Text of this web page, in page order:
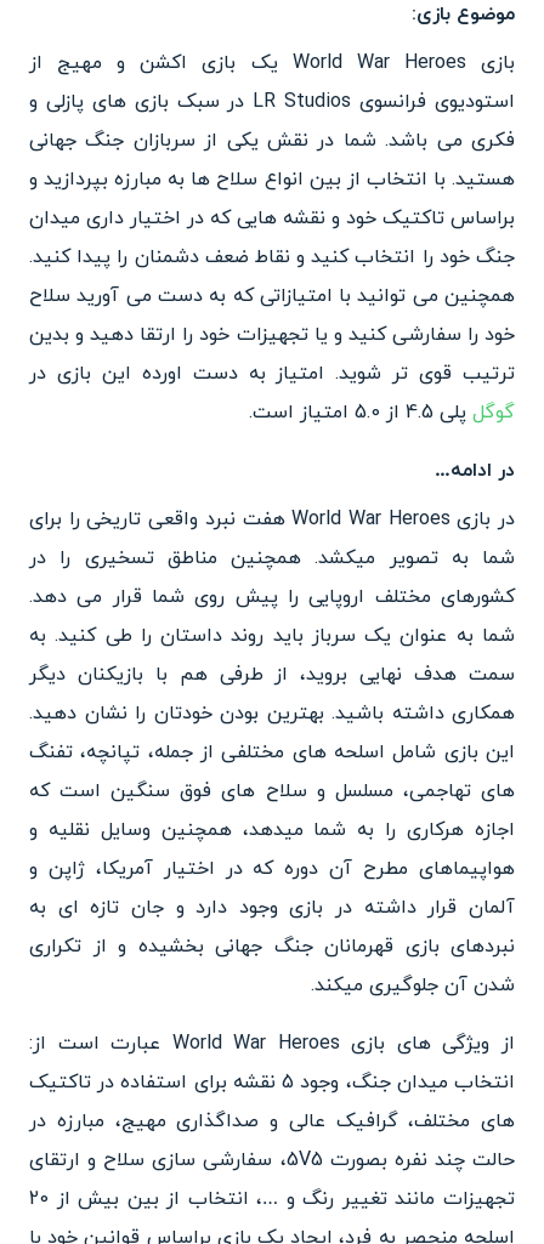
موضوع بازی:
بازی World War Heroes یک بازی اکشن و مهیج از
استودیوی فرانسوی LR Studios در سبک بازی های پازلی و
فکری می باشد. شما در نقش یکی از سربازان جنگ جهانی
هستید. با انتخاب از بین انواع سلاح ها به مبارزه بپردازید و
براساس تاکتیک خود و نقشه هایی که در اختیار داری میدان
جنگ خود را انتخاب کنید و نقاط ضعف دشمنان را پیدا کنید.
همچنین می توانید با امتیازاتی که به دست می آورید سلاح
خود را سفارشی کنید و یا تجهیزات خود را ارتقا دهید و بدین
ترتیب قوی تر شوید. امتیاز به دست اورده این بازی در
گوگل پلی 4.5 از 5.0 امتیاز است.
در ادامه…
در بازی World War Heroes هفت نبرد واقعی تاریخی را برای
شما به تصویر میکشد. همچنین مناطق تسخیری را در
کشورهای مختلف اروپایی را پیش روی شما قرار می دهد.
شما به عنوان یک سرباز باید روند داستان را طی کنید. به
سمت هدف نهایی بروید، از طرفی هم با بازیکنان دیگر
همکاری داشته باشید. بهترین بودن خودتان را نشان دهید.
این بازی شامل اسلحه های مختلفی از جمله، تپانچه، تفنگ
های تهاجمی، مسلسل و سلاح های فوق سنگین است که
اجازه هرکاری را به شما میدهد، همچنین وسایل نقلیه و
هواپیماهای مطرح آن دوره که در اختیار آمریکا، ژاپن و
آلمان قرار داشته در بازی وجود دارد و جان تازه ای به
نبردهای بازی قهرمانان جنگ جهانی بخشیده و از تکراری
شدن آن جلوگیری میکند.
از ویژگی های بازی World War Heroes عبارت است از:
انتخاب میدان جنگ، وجود 5 نقشه برای استفاده در تاکتیک
های مختلف، گرافیک عالی و صداگذاری مهیج، مبارزه در
حالت چند نفره بصورت 5V5، سفارشی سازی سلاح و ارتقای
تجهیزات مانند تغییر رنگ و …، انتخاب از بین بیش از 20
اسلحه منحصر به فرد، ایجاد یک بازی براساس قوانین خود با